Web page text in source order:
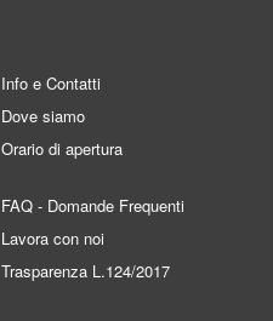
Info e Contatti
Dove siamo
Orario di apertura
FAQ - Domande Frequenti
Lavora con noi
Trasparenza L.124/2017